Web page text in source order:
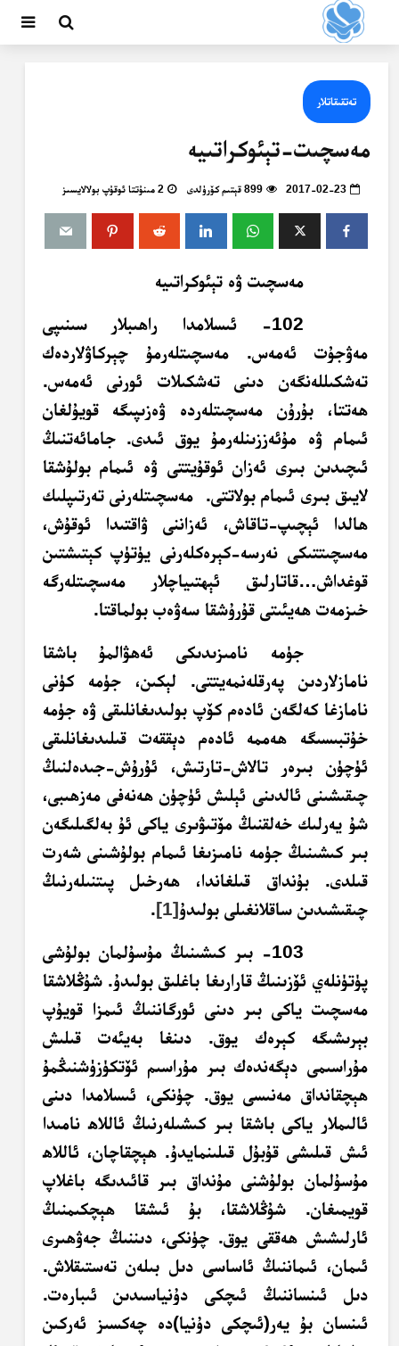
تەتقىقاتلار
مەسچىت-تېئوكراتىيە
2017-02-23 899 قېتىم كۆرۈلدى 2 مىنۇتتا ئوقۇپ بولالايسىز
مەسچىت ۋە تېئوكراتىيە
102- ئىسلامدا راھىبلار سىنىپى
مەۋجۇت ئەمەس. مەسچىتلەرمۇ چېركاۋلاردەك
تەشكىللەنگەن دىنى تەشكىلات ئورنى ئەمەس.
ھەتتا، بۇرۇن مەسچىتلەردە ۋەزىپىگە قويۇلغان
ئىمام ۋە مۇئەززىنلەرمۇ يوق ئىدى. جامائەتنىڭ
ئىچىدىن بىرى ئەزان ئوقۇيتتى ۋە ئىمام بولۇشقا
لايىق بىرى ئىمام بولاتتى. مەسچىتلەرنى تەرتىپلىك
ھالدا ئېچىپ-تاقاش، ئەزاننى ۋاقتىدا ئوقۇش،
مەسچىتتىكى نەرسە-كېرەكلەرنى يۈتۈپ كېتىشتىن
قوغداش…قاتارلىق ئېھتىياچلار مەسچىتلەرگە
خىزمەت ھەيئىتى قۇرۇشقا سەۋەب بولماقتا.
جۈمە نامىزىدىكى ئەھۋالمۇ باشقا
نامازلاردىن پەرقلەنمەيتتى. لېكىن، جۈمە كۈنى
نامازغا كەلگەن ئادەم كۆپ بولىدىغانلىقى ۋە جۈمە
خۇتبىسىگە ھەممە ئادەم دېققەت قىلىدىغانلىقى
ئۈچۈن بىرەر تالاش-تارتىش، ئۇرۇش-جىدەلنىڭ
چىقىشىنى ئالدىنى ئېلىش ئۈچۈن ھەنەفى مەزھىبى،
شۇ يەرلىك خەلقنىڭ مۆتىۋىرى ياكى ئۇ بەلگىلىگەن
بىر كىشىنىڭ جۈمە نامىزىغا ئىمام بولۇشىنى شەرت
قىلدى. بۇنداق قىلغاندا، ھەرخىل پىتنىلەرنىڭ
چىقىشىدىن ساقلانغىلى بولىدۇ[1]
.
103- بىر كىشىنىڭ مۇسۇلمان بولۇشى
پۈتۈنلەي ئۆزىنىڭ قارارىغا باغلىق بولىدۇ. شۇڭلاشقا
مەسچىت ياكى بىر دىنى ئورگاننىڭ ئىمزا قويۇپ
بېرىشىگە كېرەك يوق. دىنغا بەيئەت قىلىش
مۇراسىمى دېگەندەك بىر مۇراسىم ئۆتكۈزۈشنىڭمۇ
ھېچقانداق مەنىسى يوق. چۈنكى، ئىسلامدا دىنى
ئالىملار ياكى باشقا بىر كىشىلەرنىڭ ئاللاھ نامىدا
ئىش قىلىشى قۇبۇل قىلىنمايدۇ. ھېچقاچان، ئاللاھ
مۇسۇلمان بولۇشنى مۇنداق بىر قائىدىگە باغلاپ
قويمىغان. شۇڭلاشقا، بۇ ئىشقا ھېچكىمنىڭ
ئارلىشىش ھەققى يوق. چۈنكى، دىننىڭ جەۋھىرى
ئىمان، ئىماننىڭ ئاساسى دىل بىلەن تەستىقلاش.
دىل ئىنساننىڭ ئىچكى دۇنياسىدىن ئىبارەت.
ئىنسان بۇ يەر(ئىچكى دۇنيا)دە چەكسىز ئەركىن